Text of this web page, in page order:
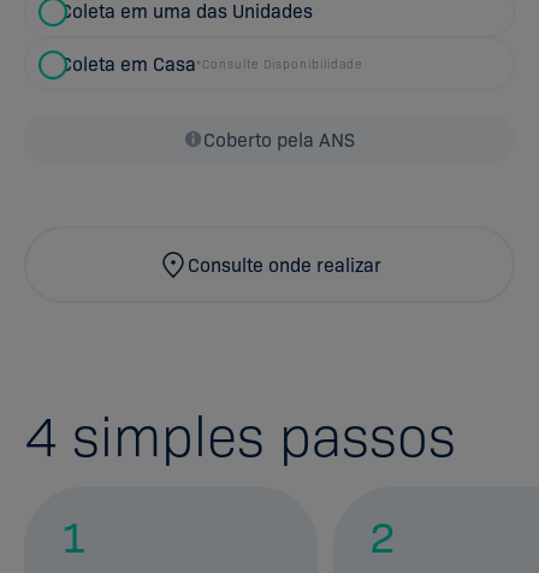
Coleta em uma das Unidades
Coleta em Casa*Consulte Disponibilidade
Coberto pela ANS
Consulte onde realizar
4 simples passos
1 2